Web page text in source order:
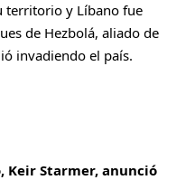
territorio y Líbano fue
de Hezbolá, aliado de
invadiendo el país.
Starmer, anunció